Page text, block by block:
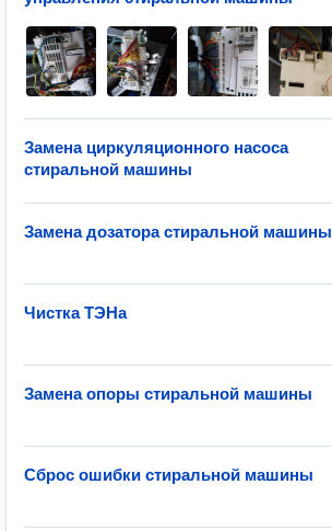
Замена циркуляционного насоса
стиральной машины
Замена дозатора стиральной машины
Чистка ТЭНа
Замена опоры стиральной машины
Сброс ошибки стиральной машины